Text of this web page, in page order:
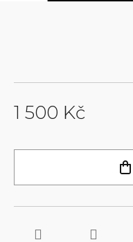
1 500 Kč
price: